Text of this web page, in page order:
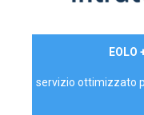
EOLO
servizio ottimizzato